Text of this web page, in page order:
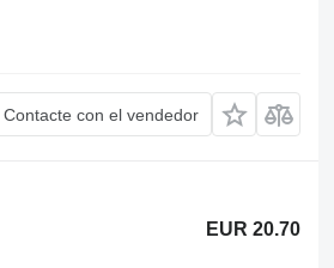
Contacte con el vendedor
EUR 20.70